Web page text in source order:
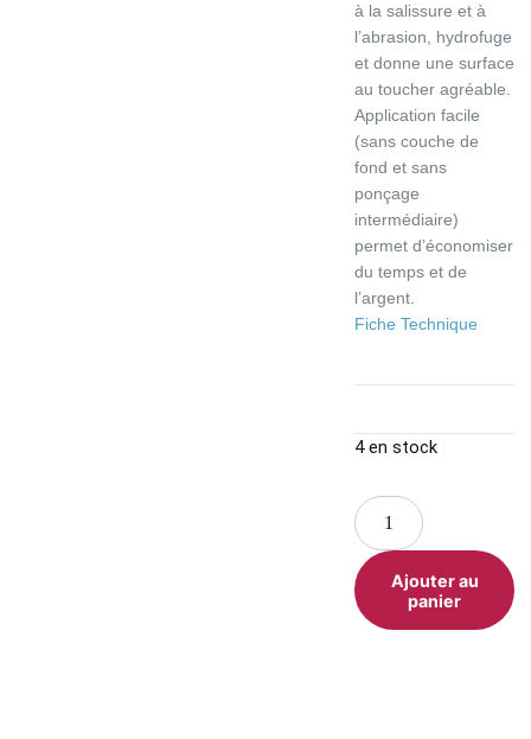
à la salissure et à
l’abrasion, hydrofuge
et donne une surface
au toucher agréable.
Application facile
(sans couche de
fond et sans
ponçage
intermédiaire)
permet d’économiser
du temps et de
l’argent.
Fiche Technique
4 en stock
Ajouter au
panier